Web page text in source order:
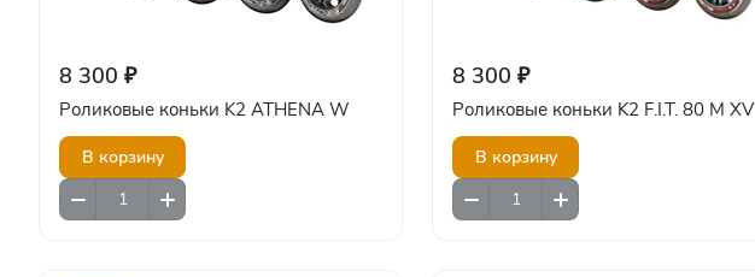
8 300 ₽
Роликовые коньки K2 ATHENA W
В корзину
8 300 ₽
Роликовые коньки K2 F.I.T. 80 M XV
В корзину